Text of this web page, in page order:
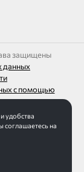
защищены
данных
с помощью
LELI
удобства
соглашаетесь на